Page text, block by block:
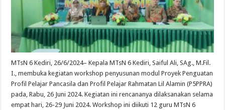
MTsN 6 Kediri, 26/6/2024– Kepala MTsN 6 Kediri, Saiful Ali, SAg., M.Fil.
I., membuka kegiatan workshop penyusunan modul Proyek Penguatan
Profil Pelajar Pancasila dan Profil Pelajar Rahmatan Lil Alamin (P5PPRA)
pada, Rabu, 26 Juni 2024. Kegiatan ini rencananya dilaksanakan selama
empat hari, 26-29 Juni 2024. Workshop ini diikuti 12 guru MTsN 6